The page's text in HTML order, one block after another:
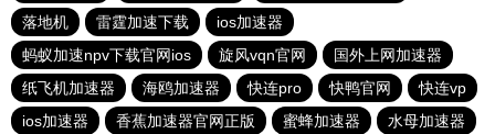
落地机
雷霆加速下载
ios加速器
蚂蚁加速npv下载官网ios
旋风vqn官网
国外上网加速器
纸飞机加速器
海鸥加速器 快连pro 快鸭官网
快连vp
ios加速器
香蕉加速器官网正版 蜜蜂加速器 水母加速器